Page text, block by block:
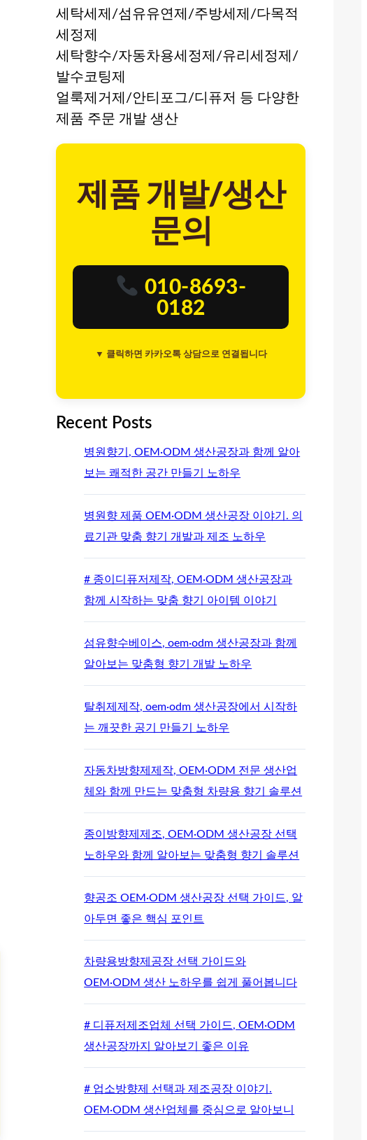
세탁세제/섬유유연제/주방세제/다목적
세정제
세탁향수/자동차용세정제/유리세정제/
발수코팅제
얼룩제거제/안티포그/디퓨저 등 다양한
제품 주문 개발 생산
제품 개발/생산
문의
010-8693-
0182
▼ 클릭하면 카카오톡 상담으로 연결됩니다
Recent Posts
병원향기, OEM·ODM 생산공장과 함께 알아
보는 쾌적한 공간 만들기 노하우
병원향 제품 OEM·ODM 생산공장 이야기. 의
료기관 맞춤 향기 개발과 제조 노하우
# 종이디퓨저제작, OEM·ODM 생산공장과
함께 시작하는 맞춤 향기 아이템 이야기
섬유향수베이스, oem·odm 생산공장과 함께
알아보는 맞춤형 향기 개발 노하우
탈취제제작, oem·odm 생산공장에서 시작하
는 깨끗한 공기 만들기 노하우
자동차방향제제작, OEM·ODM 전문 생산업
체와 함께 만드는 맞춤형 차량용 향기 솔루션
종이방향제제조, OEM·ODM 생산공장 선택
노하우와 함께 알아보는 맞춤형 향기 솔루션
향공조 OEM·ODM 생산공장 선택 가이드, 알
아두면 좋은 핵심 포인트
차량용방향제공장 선택 가이드와
OEM·ODM 생산 노하우를 쉽게 풀어봅니다
# 디퓨저제조업체 선택 가이드, OEM·ODM
생산공장까지 알아보기 좋은 이유
# 업소방향제 선택과 제조공장 이야기.
OEM·ODM 생산업체를 중심으로 알아보니